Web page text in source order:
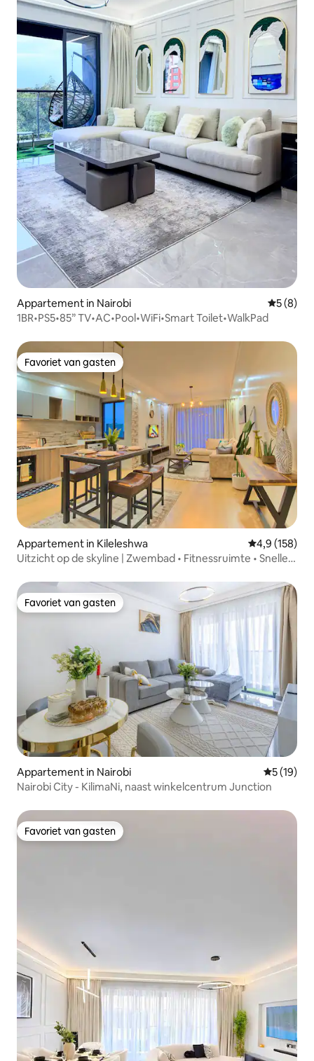
Appartement in Nairobi
5 (8)
1BR•PS5•85” TV•AC•Pool•WiFi•Smart Toilet•WalkPad
Favoriet van gasten
Favoriet van gasten
Appartement in Kileleshwa Gemiddelde
4,9 (158)
Uitzicht op de skyline | Zwembad • Fitnessruimte • Snelle
Favoriet van gasten
Favoriet van gasten
Appartement in Nairobi
5 (19)
Nairobi City - KilimaNi, naast winkelcentrum Junction
Favoriet van gasten
Favoriet van gasten